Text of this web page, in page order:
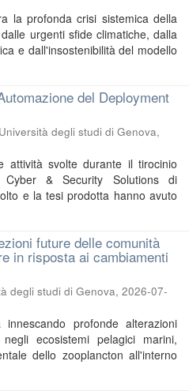
la profonda crisi sistemica della
urgenti sfide climatiche, dalla
e dall'insostenibilità del modello
del Deployment
Università degli studi di Genova,
attività svolte durante il tirocinio
Cyber & Security Solutions di
e la tesi prodotta hanno avuto
future delle comunità
in risposta ai cambiamenti
degli studi di Genova, 2026-07-
profonde alterazioni
ecosistemi pelagici marini,
dello zooplancton all'interno